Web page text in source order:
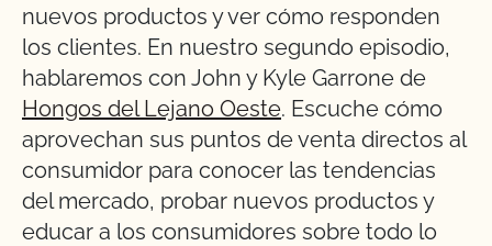
nuevos productos y ver cómo responden
los clientes. En nuestro segundo episodio,
hablaremos con John y Kyle Garrone de
Hongos del Lejano Oeste. Escuche cómo
aprovechan sus puntos de venta directos al
consumidor para conocer las tendencias
del mercado, probar nuevos productos y
educar a los consumidores sobre todo lo